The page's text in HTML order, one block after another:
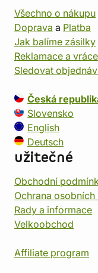
Všechno o nákupu
Doprava a Platba
Jak balíme zásilky
Reklamace a
Sledovat
Česká
Slovensko
English
Deutsch
užitečné
Obchodní
Ochrana osobních
Rady a informace
Velkoobchod
Affiliate program